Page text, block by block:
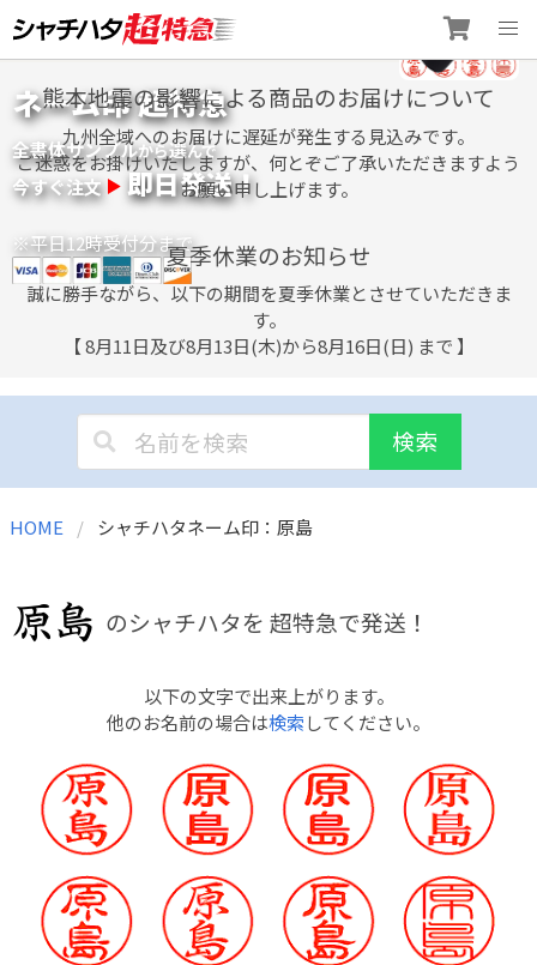
to
content
ネーム印 超特急
全書体サンプルから選んで
今すぐ注文 即日発送！
※平日12時受付分まで
熊本地震の影響による商品のお届けについて
九州全域へのお届けに遅延が発生する見込みです。
ご迷惑をお掛けいたしますが、何とぞご了承いただきますよう
お願い申し上げます。
夏季休業のお知らせ
誠に勝手ながら、以下の期間を夏季休業とさせていただきま
す。
【 8月11日及び8月13日(木)から8月16日(日) まで 】
検索
HOME シャチハタネーム印：原島
のシャチハタを 超特急で発送！
以下の文字で出来上がります。
他のお名前の場合は検索してください。